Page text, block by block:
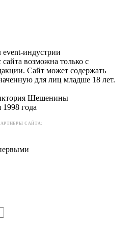
индустрии
возможна только с
Сайт может содержать
для лиц младше 18 лет.
Шешенины
1998 года
САЙТА: